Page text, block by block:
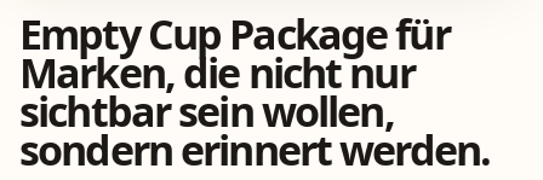
Empty Cup Package für
Marken, die nicht nur
sichtbar sein wollen,
sondern erinnert werden.